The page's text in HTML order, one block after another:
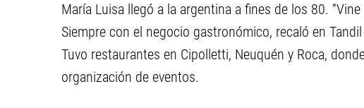
María Luisa llegó a la argentina a fines de los 80.
Siempre con el negocio gastronómico, recaló en
Tuvo restaurantes en Cipolletti, Neuquén y Roca,
organización de eventos.